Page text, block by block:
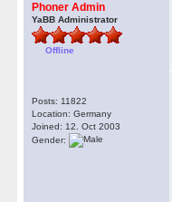
Phoner Admin
YaBB Administrator
Offline
Posts: 11822
Location: Germany
Joined: 12. Oct 2003
Gender: